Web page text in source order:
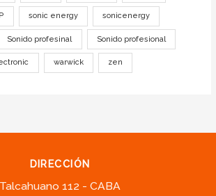
sonic energy sonicenergy
Sonido profesinal Sonido profesional
warwick zen
DIRECCIÓN
Talcahuano 112 - CABA